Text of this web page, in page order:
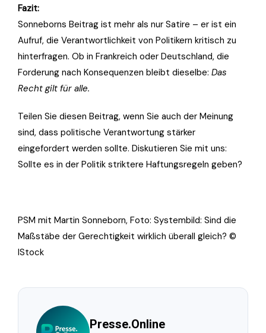
Fazit:
Sonneborns Beitrag ist mehr als nur Satire – er ist ein
Aufruf, die Verantwortlichkeit von Politikern kritisch zu
hinterfragen. Ob in Frankreich oder Deutschland, die
Forderung nach Konsequenzen bleibt dieselbe: Das
Recht gilt für alle.
Teilen Sie diesen Beitrag, wenn Sie auch der Meinung
sind, dass politische Verantwortung stärker
eingefordert werden sollte. Diskutieren Sie mit uns:
Sollte es in der Politik striktere Haftungsregeln geben?
PSM mit Martin Sonneborn, Foto: Systembild: Sind die
Maßstäbe der Gerechtigkeit wirklich überall gleich? ©
IStock
Presse.Online